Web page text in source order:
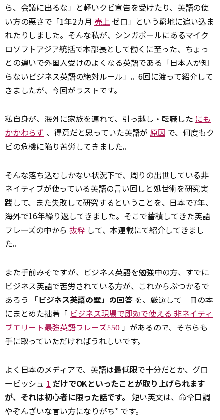
ら、会議に出るな」と軽いクビ宣告を受けたり、英語の使
い方の悪さで「1年2カ月 売上 ゼロ」という窮地に追い込ま
れたりしました。そんな私が、シンガポールにあるマイク
ロソフトアジア統括で本部長として働くに至った、ちょっ
との違いで外国人受けのよくなる英語である「日本人が知
らないビジネス英語の絶対ルール」。6回に渡って紹介して
きましたが、今回がラストです。
私自身が、海外に家族を連れて、引っ越し・転職した にも
かかわらず 、得意だと思っていた英語が 原因 で、何度もク
ビの危機に陥り苦労してきました。
そんな落ち込むしかない状況下で、周りの出世している非
ネイティブが使っている英語の言い回しと処世術を研究実
践して、また失敗して研究するということを、日本で7年、
海外で16年繰り返してきました。そこで蓄積してきた英語
フレーズの中から 抜粋 して、本連載にて紹介してきまし
た。
また手前みそですが、ビジネス英語を勉強中の方、すでに
ビジネス英語で苦労されている方が、これからぶつかるで
あろう
「ビジネス英語の壁」の回答 を、厳選して一冊の本
にまとめた拙著「 ビジネス現場で即効で使える 非ネイティ
ブエリート最強英語フレーズ550 」があるので、そちらも
手に取っていただければうれしいです。
よく日本のメディアで、英語は最低限で十分だとか、グロ
ービッシュ 1 だけでOKといったことが取り上げられます
が、それは初心者に限った話です。 短い英文は、命令口調
やぞんざいな言い方になりがち* です。